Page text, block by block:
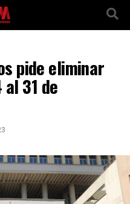
pide eliminar
31 de